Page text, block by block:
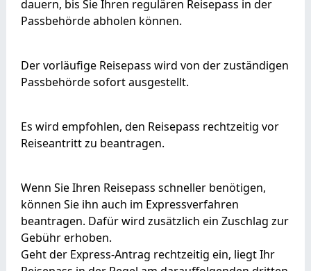
dauern, bis Sie Ihren regulären Reisepass in der
Passbehörde abholen können.
Der vorläufige Reisepass wird von der zuständigen
Passbehörde sofort ausgestellt.
Es wird empfohlen, den Reisepass rechtzeitig vor
Reiseantritt zu beantragen.
Wenn Sie Ihren Reisepass schneller benötigen,
können Sie ihn auch im Expressverfahren
beantragen. Dafür wird zusätzlich ein Zuschlag zur
Gebühr erhoben.
Geht der Express-Antrag rechtzeitig ein, liegt Ihr